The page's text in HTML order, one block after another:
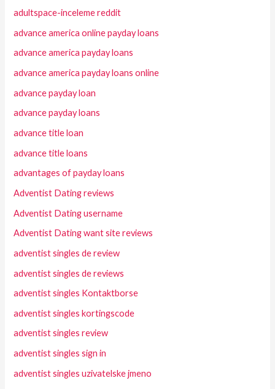
adultspace-inceleme reddit
advance america online payday loans
advance america payday loans
advance america payday loans online
advance payday loan
advance payday loans
advance title loan
advance title loans
advantages of payday loans
Adventist Dating reviews
Adventist Dating username
Adventist Dating want site reviews
adventist singles de review
adventist singles de reviews
adventist singles Kontaktborse
adventist singles kortingscode
adventist singles review
adventist singles sign in
adventist singles uzivatelske jmeno